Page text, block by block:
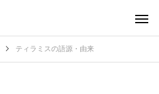
ティラミスの語源・由来